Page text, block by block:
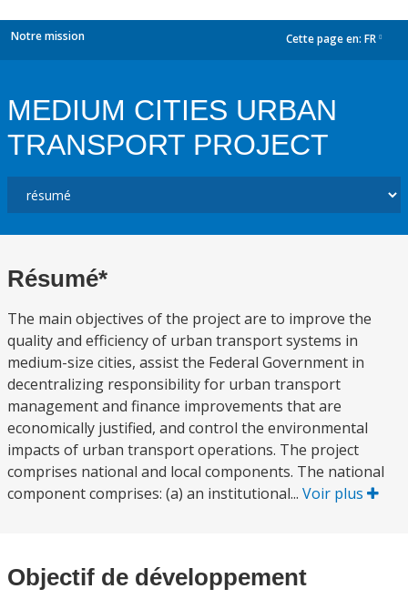
Notre mission Cette page en: FR
MEDIUM CITIES URBAN
TRANSPORT PROJECT
Résumé*
The main objectives of the project are to improve the
quality and efficiency of urban transport systems in
medium-size cities, assist the Federal Government in
decentralizing responsibility for urban transport
management and finance improvements that are
economically justified, and control the environmental
impacts of urban transport operations. The project
comprises national and local components. The national
component comprises: (a) an institutional... Voir plus
Objectif de développement